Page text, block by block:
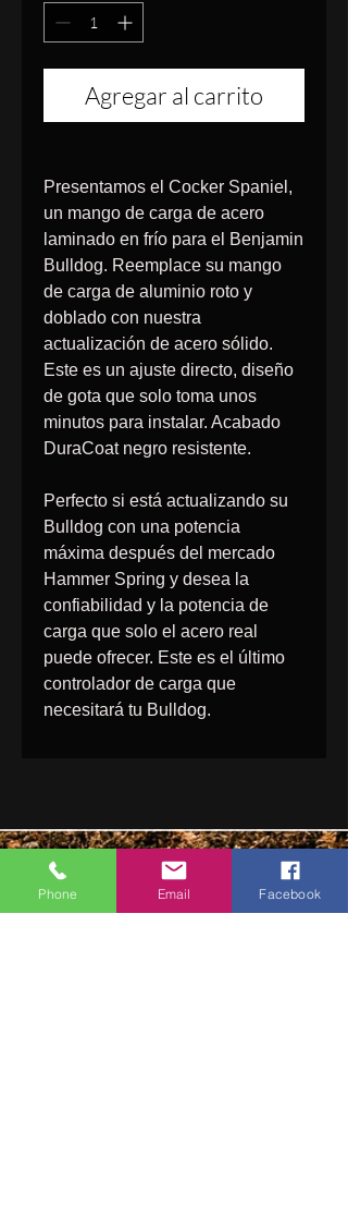
Agregar al carrito
Presentamos el Cocker Spaniel,
un mango de carga de acero
laminado en frío para el Benjamin
Bulldog. Reemplace su mango
de carga de aluminio roto y
doblado con nuestra
actualización de acero sólido.
Este es un ajuste directo, diseño
de gota que solo toma unos
minutos para instalar. Acabado
DuraCoat negro resistente.
Perfecto si está actualizando su
Bulldog con una potencia
máxima después del mercado
Hammer Spring y desea la
confiabilidad y la potencia de
carga que solo el acero real
puede ofrecer. Este es el último
controlador de carga que
necesitará tu Bulldog.
Pitbull Air
1811 West Beauregard Ave
Phone Email Facebook